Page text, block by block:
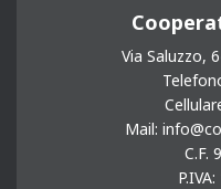
Via Saluzzo,
Mail:
C.F.